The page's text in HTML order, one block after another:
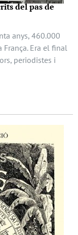
del pas de
anys, 460.000
França. Era el final
periodistes i